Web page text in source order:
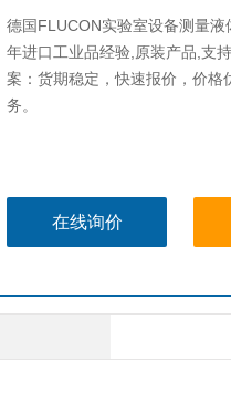
德国FLUCON实验室设备测量
年进口工业品经验,原装产品,支
案：货期稳定，快速报价，价格
务。
在线询价